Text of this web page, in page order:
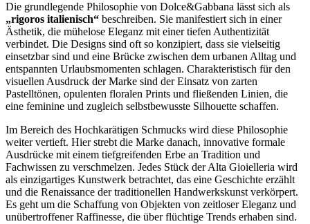
Die grundlegende Philosophie von Dolce&Gabbana lässt sich als
„rigoros italienisch“ beschreiben. Sie manifestiert sich in einer
Ästhetik, die mühelose Eleganz mit einer tiefen Authentizität
verbindet. Die Designs sind oft so konzipiert, dass sie vielseitig
einsetzbar sind und eine Brücke zwischen dem urbanen Alltag und
entspannten Urlaubsmomenten schlagen. Charakteristisch für den
visuellen Ausdruck der Marke sind der Einsatz von zarten
Pastelltönen, opulenten floralen Prints und fließenden Linien, die
eine feminine und zugleich selbstbewusste Silhouette schaffen.
Im Bereich des Hochkarätigen Schmucks wird diese Philosophie
weiter vertieft. Hier strebt die Marke danach, innovative formale
Ausdrücke mit einem tiefgreifenden Erbe an Tradition und
Fachwissen zu verschmelzen. Jedes Stück der Alta Gioielleria wird
als einzigartiges Kunstwerk betrachtet, das eine Geschichte erzählt
und die Renaissance der traditionellen Handwerkskunst verkörpert.
Es geht um die Schaffung von Objekten von zeitloser Eleganz und
unübertroffener Raffinesse, die über flüchtige Trends erhaben sind.